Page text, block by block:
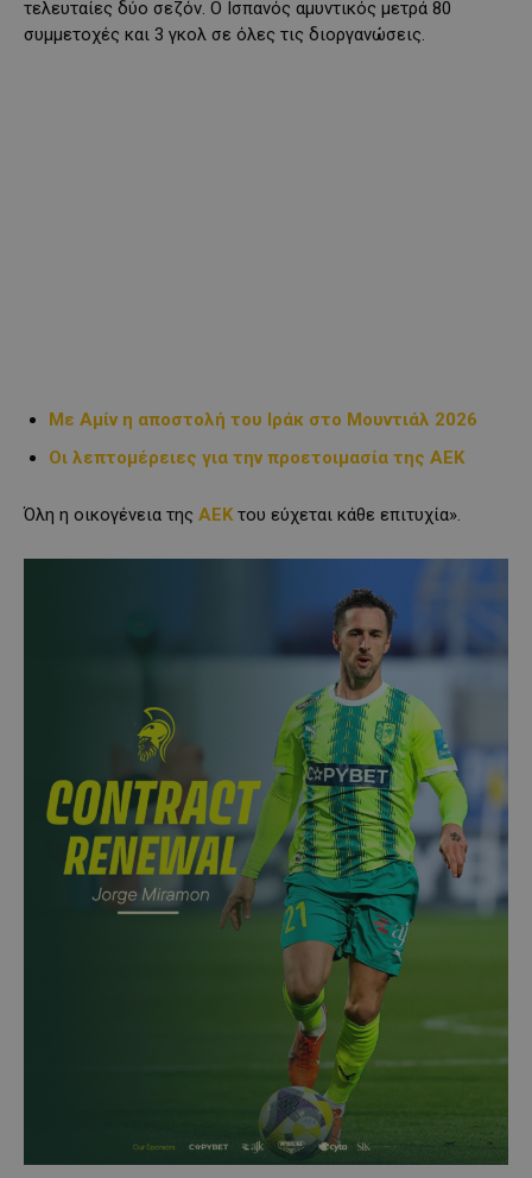
τελευταίες δύο σεζόν. Ο Ισπανός αμυντικός μετρά 80
συμμετοχές και 3 γκολ σε όλες τις διοργανώσεις.
Με Αμίν η αποστολή του Ιράκ στο Μουντιάλ 2026
Οι λεπτομέρειες για την προετοιμασία της ΑΕΚ
Όλη η οικογένεια της ΑΕΚτου εύχεται κάθε επιτυχία».